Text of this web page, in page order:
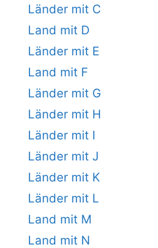
Länder mit C
Land mit D
Länder mit E
Land mit F
Länder mit G
Länder mit H
Länder mit I
Länder mit J
Länder mit K
Länder mit L
Land mit M
Land mit N